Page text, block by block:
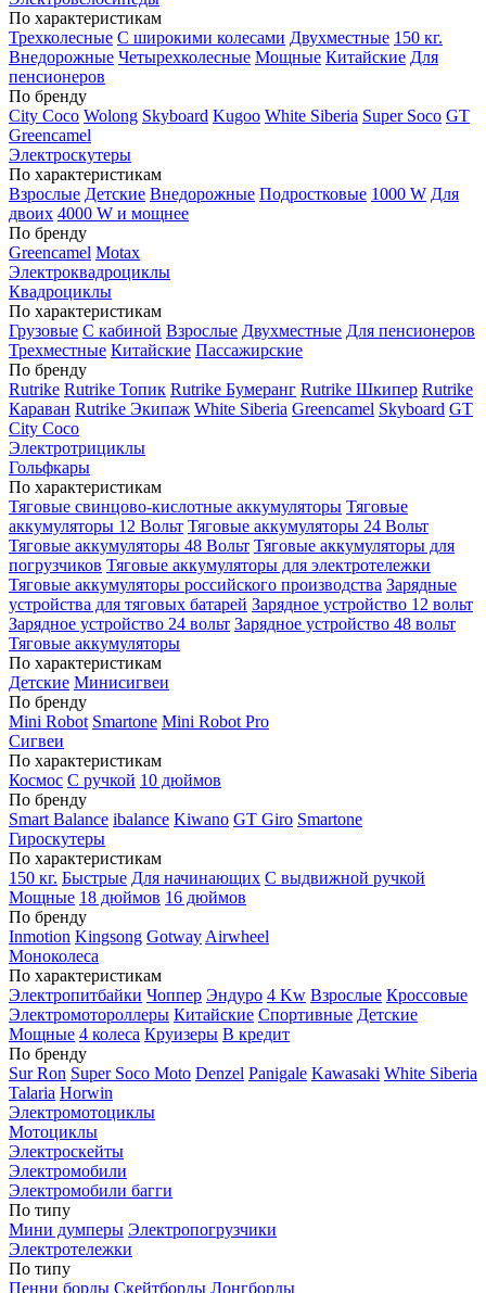
По характеристикам
Трехколесные С широкими колесами Двухместные 150 кг.
Внедорожные Четырехколесные Мощные Китайские Для
пенсионеров
По бренду
City Coco Wolong Skyboard Kugoo White Siberia Super Soco GT
Greencamel
Электроскутеры
По характеристикам
Взрослые Детские Внедорожные Подростковые 1000 W Для
двоих 4000 W и мощнее
По бренду
Greencamel Motax
Электроквадроциклы
Квадроциклы
По характеристикам
Грузовые С кабиной Взрослые Двухместные Для пенсионеров
Трехместные Китайские Пассажирские
По бренду
Rutrike Rutrike Топик Rutrike Бумеранг Rutrike Шкипер Rutrike
Караван Rutrike Экипаж White Siberia Greencamel Skyboard GT
City Coco
Электротрициклы
Гольфкары
По характеристикам
Тяговые свинцово-кислотные аккумуляторы Тяговые
аккумуляторы 12 Вольт Тяговые аккумуляторы 24 Вольт
Тяговые аккумуляторы 48 Вольт Тяговые аккумуляторы для
погрузчиков Тяговые аккумуляторы для электротележки
Тяговые аккумуляторы российского производства Зарядные
устройства для тяговых батарей Зарядное устройство 12 вольт
Зарядное устройство 24 вольт Зарядное устройство 48 вольт
Тяговые аккумуляторы
По характеристикам
Детские Минисигвеи
По бренду
Mini Robot Smartone Mini Robot Pro
Сигвеи
По характеристикам
Космос С ручкой 10 дюймов
По бренду
Smart Balance ibalance Kiwano GT Giro Smartone
Гироскутеры
По характеристикам
150 кг. Быстрые Для начинающих С выдвижной ручкой
Мощные 18 дюймов 16 дюймов
По бренду
Inmotion Kingsong Gotway Airwheel
Моноколеса
По характеристикам
Электропитбайки Чоппер Эндуро 4 Kw Взрослые Кроссовые
Электромотороллеры Китайские Спортивные Детские
Мощные 4 колеса Круизеры В кредит
По бренду
Sur Ron Super Soco Moto Denzel Panigale Kawasaki White Siberia
Talaria Horwin
Электромотоциклы
Мотоциклы
Электроскейты
Электромобили
Электромобили багги
По типу
Мини думперы Электропогрузчики
Электротележки
По типу
Пенни борды Скейтборды Лонгборды